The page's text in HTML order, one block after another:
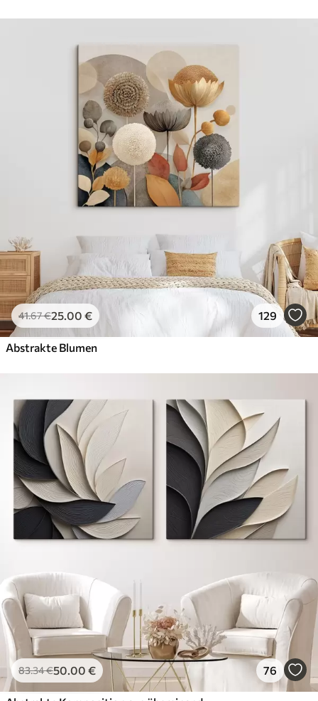
41.67€25.00 € 129
Abstrakte Blumen
83.34€50.00 € 76